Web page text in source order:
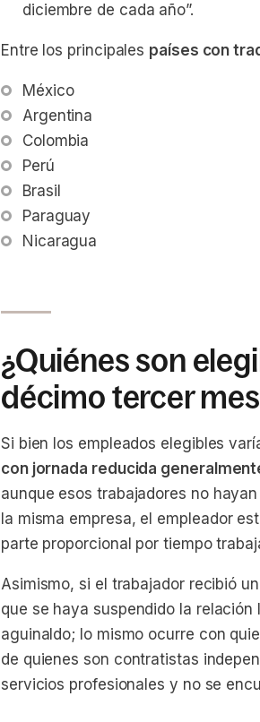
diciembre de cada año”.
Entre los principales países con
México
Argentina
Colombia
Perú
Brasil
Paraguay
Nicaragua
¿Quiénes son
décimo tercer
Si bien los empleados elegibles
con jornada reducida
aunque esos trabajadores no
la misma empresa, el empleador
parte proporcional por tiempo
Asimismo, si el trabajador recibió
que se haya suspendido la
aguinaldo; lo mismo ocurre con
de quienes son contratistas
servicios profesionales y no se